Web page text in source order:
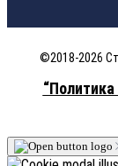
©2018-2026